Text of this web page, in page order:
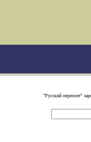
"Русский переплет"